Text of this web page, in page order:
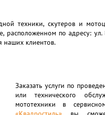
техники, скутеров и
расположенном по адресу: ул.
наших клиентов.
Заказать услуги по
или технического
мототехники в